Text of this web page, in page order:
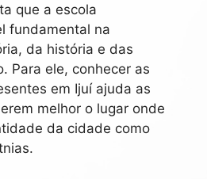
que a escola
fundamental na
da história e das
Para ele, conhecer as
em Ijuí ajuda as
melhor o lugar onde
da cidade como